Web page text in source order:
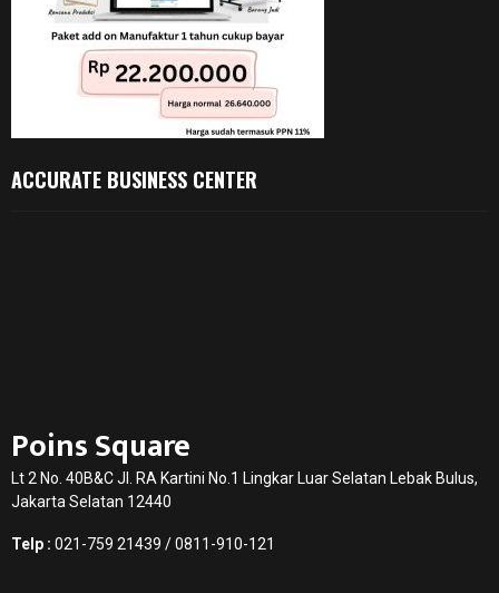
ACCURATE BUSINESS CENTER
Poins Square
Lt 2 No. 40B&C Jl. RA Kartini No.1 Lingkar Luar Selatan Lebak Bulus,
Jakarta Selatan 12440
Telp : 021-759 21439 / 0811-910-121